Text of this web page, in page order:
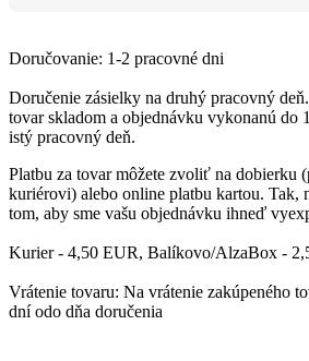
Doručovanie: 1-2 pracovné dni
Doručenie zásielky na druhý pracovný deň
tovarskladom a objednávku vykonanú do
istý pracovný deň.
Platbu za tovar môžete zvoliť na dobierku
kuriérovi) alebo online platbu kartou. Tak,
tom, aby sme vašu objednávku ihneď
Kurier - 4,50 EUR, Balíkovo/AlzaBox -
Vrátenie tovaru: Na vrátenie zakúpeného
dní odo dňa doručenia